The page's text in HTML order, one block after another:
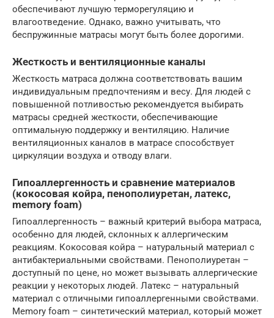
обеспечивают лучшую терморегуляцию и
влагоотведение. Однако, важно учитывать, что
беспружинные матрасы могут быть более дорогими.
Жесткость и вентиляционные каналы
Жесткость матраса должна соответствовать вашим
индивидуальным предпочтениям и весу. Для людей с
повышенной потливостью рекомендуется выбирать
матрасы средней жесткости, обеспечивающие
оптимальную поддержку и вентиляцию. Наличие
вентиляционных каналов в матрасе способствует
циркуляции воздуха и отводу влаги.
Гипоаллергенность и сравнение материалов
(кокосовая койра, пенополиуретан, латекс,
memory foam)
Гипоаллергенность – важный критерий выбора матраса,
особенно для людей, склонных к аллергическим
реакциям. Кокосовая койра – натуральный материал с
антибактериальными свойствами. Пенополиуретан –
доступный по цене, но может вызывать аллергические
реакции у некоторых людей. Латекс – натуральный
материал с отличными гипоаллергенными свойствами.
Memory foam – синтетический материал, который может